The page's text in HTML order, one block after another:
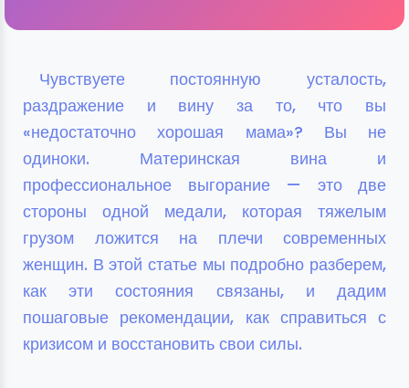
Чувствуете постоянную усталость,
раздражение и вину за то, что вы
«недостаточно хорошая мама»? Вы не
одиноки. Материнская вина и
профессиональное выгорание — это две
стороны одной медали, которая тяжелым
грузом ложится на плечи современных
женщин. В этой статье мы подробно разберем,
как эти состояния связаны, и дадим
пошаговые рекомендации, как справиться с
кризисом и восстановить свои силы.